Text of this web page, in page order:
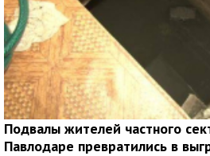
Подвалы жителей частного
Павлодаре превратились в